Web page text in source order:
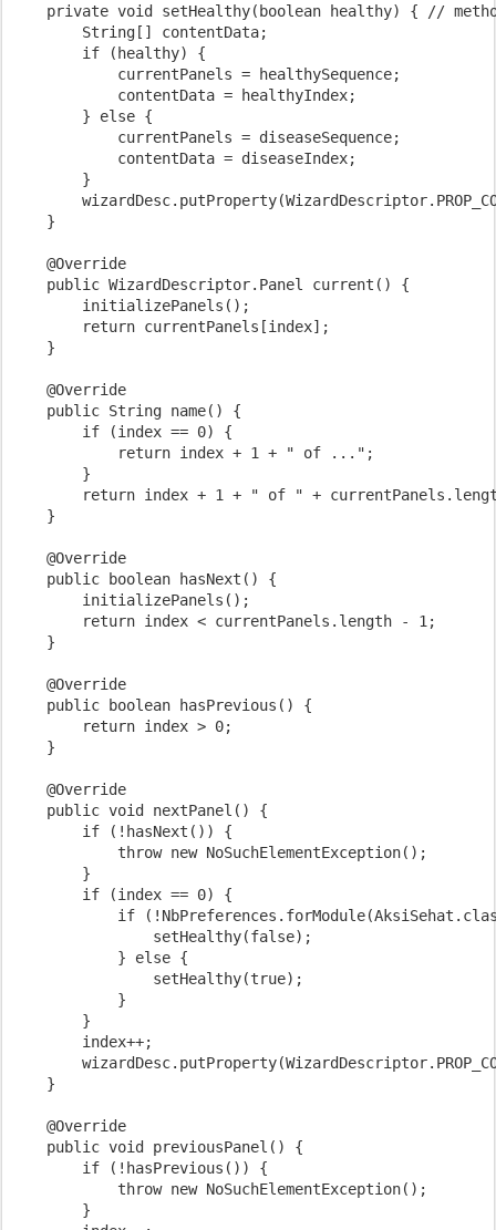
private void setHealthy(boolean healthy) { //
        String[] contentData;
        if (healthy) {
            currentPanels = healthySequence;
            contentData = healthyIndex;
        } else {
            currentPanels = diseaseSequence;
            contentData = diseaseIndex;
        }
    }
    @Override
    public WizardDescriptor.Panel current() {
        initializePanels();
        return currentPanels[index];
    }
    @Override
    public String name() {
        if (index == 0) {
            return index + 1 + " of ...";
        }
return index + 1 + " of " +
    }
    @Override
    public boolean hasNext() {
        initializePanels();
        return index < currentPanels.length - 1;
    }
    @Override
    public boolean hasPrevious() {
        return index > 0;
    }
    @Override
    public void nextPanel() {
        if (!hasNext()) {
            throw new NoSuchElementException();
        }
        if (index == 0) {
if
                setHealthy(false);
            } else {
                setHealthy(true);
            }
        }
        index++;
    }
    @Override
    public void previousPanel() {
        if (!hasPrevious()) {
            throw new NoSuchElementException();
        }